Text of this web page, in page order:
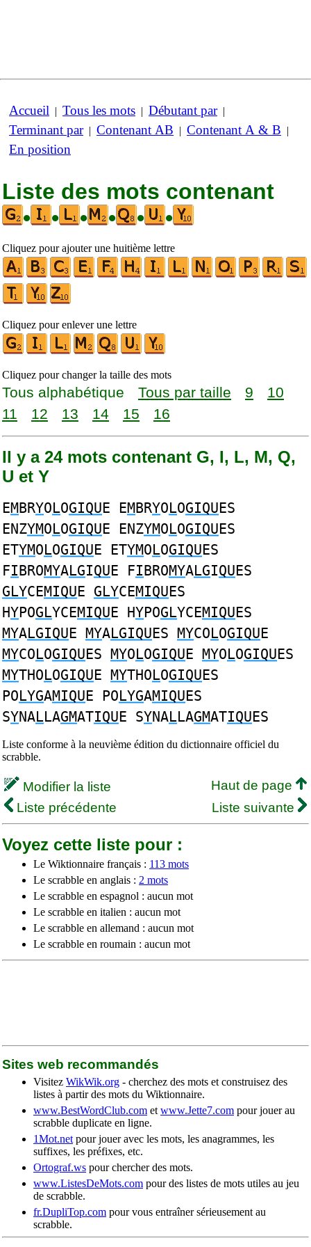
Accueil | Tous les mots | Débutant par|
Terminant par| Contenant AB | Contenant A & B |
En position
Liste des mots contenant
•
• • • • •
Cliquez pour ajouter une huitième lettre
Cliquez pour enlever une lettre
Cliquez pour changer la taille des mots
Tous alphabétique Tous par taille 9
10
11
12 13 14 15 16
Il y a 24 mots contenant G, I, L, M, Q,
U et Y
EMBRYOLOGIQUE EMBRYOLOGIQUES
ENZYMOLOGIQUE ENZYMOLOGIQUES
ETYMOLOGIQUE ETYMOLOGIQUES
FIBROMYALGIQUE FIBROMYALGIQUES
GLYCEMIQUE GLYCEMIQUES
HYPOGLYCEMIQUE HYPOGLYCEMIQUES
MYALGIQUE MYALGIQUES MYCOLOGIQUE
MYCOLOGIQUES MYOLOGIQUE MYOLOGIQUES
MYTHOLOGIQUE MYTHOLOGIQUES
POLYGAMIQUE POLYGAMIQUES
SYNALLAGMATIQUE SYNALLAGMATIQUES
Liste conforme à la neuvième édition du dictionnaire officiel du
scrabble.
Modifier la liste
Haut de page
Liste précédente
Liste suivante
Voyez cette liste pour :
Le Wiktionnaire français : 113 mots
Le scrabble en anglais : 2 mots
Le scrabble en espagnol : aucun mot
Le scrabble en italien : aucun mot
Le scrabble en allemand : aucun mot
Le scrabble en roumain : aucun mot
Sites web recommandés
Visitez WikWik.org - cherchez des mots et construisez des
listes à partir des mots du Wiktionnaire.
www.BestWordClub.com et www.Jette7.com pour jouer au
scrabble duplicate en ligne.
1Mot.net pour jouer avec les mots, les anagrammes, les
suffixes, les préfixes, etc.
Ortograf.ws pour chercher des mots.
www.ListesDeMots.com pour des listes de mots utiles au jeu
de scrabble.
fr.DupliTop.com pour vous entraîner sérieusement au
scrabble.